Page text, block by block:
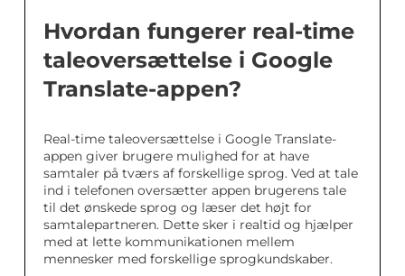
Hvordan fungerer real-time
taleoversættelse i Google
Translate-appen?
Real-time taleoversættelse i Google Translate-
appen giver brugere mulighed for at have
samtaler på tværs af forskellige sprog. Ved at tale
ind i telefonen oversætter appen brugerens tale
til det ønskede sprog og læser det højt for
samtalepartneren. Dette sker i realtid og hjælper
med at lette kommunikationen mellem
mennesker med forskellige sprogkundskaber.